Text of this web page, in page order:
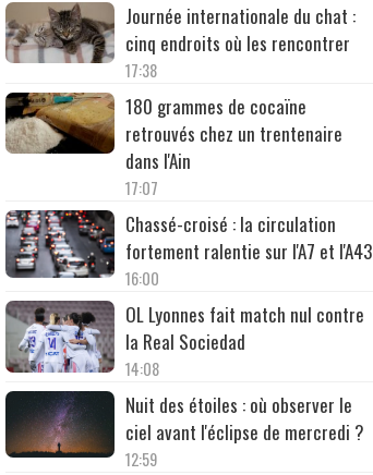
Journée internationale du chat :
cinq endroits où les rencontrer
17:38
180 grammes de cocaïne
retrouvés chez un trentenaire
dans l'Ain
17:07
Chassé-croisé : la circulation
fortement ralentie sur l'A7 et l'A43
16:00
OL Lyonnes fait match nul contre
la Real Sociedad
14:08
Nuit des étoiles : où observer le
ciel avant l'éclipse de mercredi ?
12:59